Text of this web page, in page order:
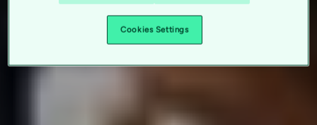
Cookies Settings